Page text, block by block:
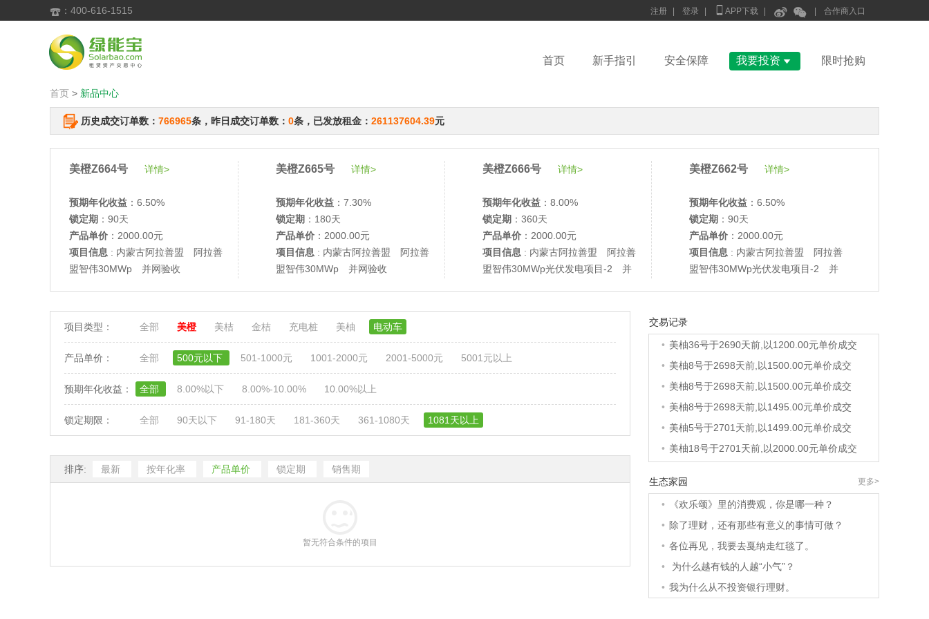
 ：400-616-1515 注册 登录  APP下载   合作商入口
首页 新手指引 安全保障 我要投资  限时抢购
首页 > 新品中心
历史成交订单数： 766965条，昨日成交订单数： 0条，已发放租金： 261137604.39元
美橙Z664号 详情>
预期年化收益 ：6.50%
锁定期 ：90天
产品单价 ：2000.00元
项目信息 : 内蒙古阿拉善盟 阿拉善
盟智伟30MWp 并网验收
美橙Z665号 详情>
预期年化收益 ：7.30%
锁定期 ：180天
产品单价 ：2000.00元
项目信息 : 内蒙古阿拉善盟 阿拉善
盟智伟30MWp 并网验收
美橙Z666号 详情>
预期年化收益 ：8.00%
锁定期 ：360天
产品单价 ：2000.00元
项目信息 : 内蒙古阿拉善盟 阿拉善
盟智伟30MWp光伏发电项目-2 并
美橙Z662号 详情>
预期年化收益 ：6.50%
锁定期 ：90天
产品单价 ：2000.00元
项目信息 : 内蒙古阿拉善盟 阿拉善
盟智伟30MWp光伏发电项目-2 并
项目类型： 全部 美橙 美桔 金桔 充电桩 美柚 电动车
产品单价： 全部 500元以下 501-1000元 1001-2000元 2001-5000元 5001元以上
预期年化收益： 全部 8.00%以下 8.00%-10.00% 10.00%以上
锁定期限： 全部 90天以下 91-180天 181-360天 361-1080天 1081天以上
排序: 最新 按年化率 产品单价 锁定期 销售期
暂无符合条件的项目
交易记录
• 美柚40号于2689天前,以1200.00元单价成交
• 美柚36号于2690天前,以1200.00元单价成交
• 美柚8号于2698天前,以1500.00元单价成交
• 美柚8号于2698天前,以1500.00元单价成交
• 美柚8号于2698天前,以1495.00元单价成交
• 美柚5号于2701天前,以1499.00元单价成交
• 美柚18号于2701天前,以2000.00元单价成交
•
美柚3号于2702天前,以1500.00元单价成交
美柚38号于2702天前,以1500.00元单价成交
美柚20号于2716天前,以1495.00元单价成交
美柚38号于2719天前,以1500.00元单价成交
美柚10号于2719天前,以2000.00元单价成交
美柚8号于2721天前,以1490.00元单价成交
生态家园 更多>
•
《欢乐颂》里的消费观，你是哪一种？
• 除了理财，还有那些有意义的事情可做？
• 各位再见，我要去戛纳走红毯了。
•
为什么越有钱的人越“小气”？
• 我为什么从不投资银行理财。